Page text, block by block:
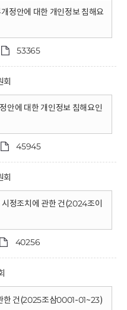
정안에 대한 개인정보 침해요
53365
회
안에 대한 개인정보 침해요인
45945
회
정조치에 관한 건(2024조이
40256
한 건(2025조삼0001-01~23)